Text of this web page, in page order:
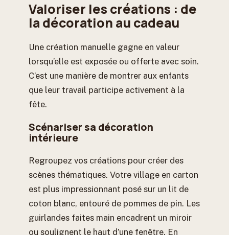
Valoriser les créations : de
la décoration au cadeau
Une création manuelle gagne en valeur
lorsqu’elle est exposée ou offerte avec soin.
C’est une manière de montrer aux enfants
que leur travail participe activement à la
fête.
Scénariser sa décoration
intérieure
Regroupez vos créations pour créer des
scènes thématiques. Votre village en carton
est plus impressionnant posé sur un lit de
coton blanc, entouré de pommes de pin. Les
guirlandes faites main encadrent un miroir
ou soulignent le haut d’une fenêtre. En